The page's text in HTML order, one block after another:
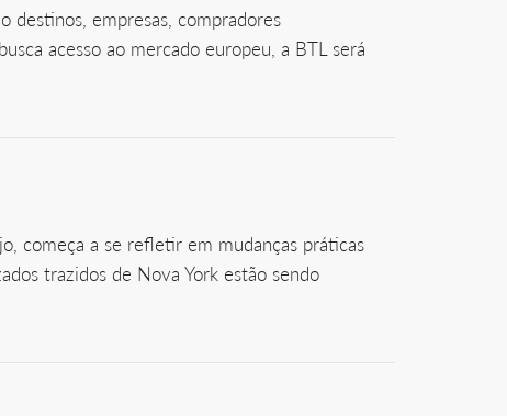
destinos, empresas, compradores
acesso ao mercado europeu, a BTL será
começa a se refletir em mudanças práticas
trazidos de Nova York estão sendo